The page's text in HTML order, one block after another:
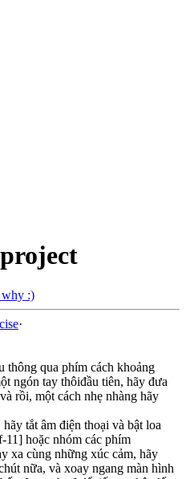
why :)
·
thông qua phím cách khoảng
ngón tay thôiđầu tiên, hãy đưa
và rồi, một cách nhẹ nhàng hãy
tắt âm điện thoại và bật loa
hoặc nhóm các phím
xa cùng những xúc cảm, hãy
nữa, và xoay ngang màn hình